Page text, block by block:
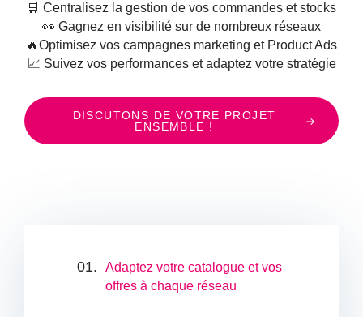
🛒 Centralisez la gestion de vos commandes et stocks
👀 Gagnez en visibilité sur de nombreux réseaux
🔥Optimisez vos campagnes marketing et Product Ads
📈 Suivez vos performances et adaptez votre stratégie
DISCUTONS DE VOTRE PROJET
ENSEMBLE !
Adaptez votre catalogue et vos
offres à chaque réseau